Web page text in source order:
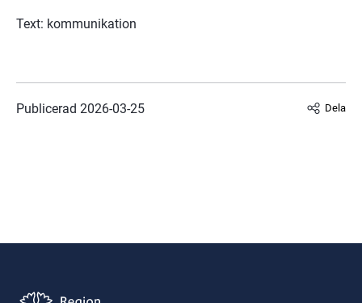
Text: kommunikation
Publicerad 2026-03-25 Dela